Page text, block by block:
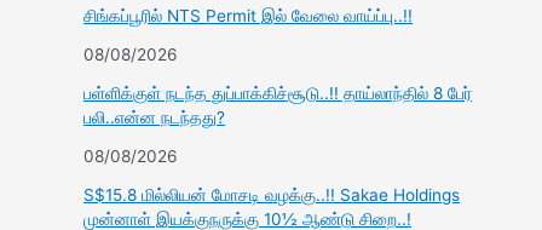
சிங்கப்பூரில் NTS Permit இல் வேலை வாய்ப்பு..!!
08/08/2026
பள்ளிக்குள் நடந்த துப்பாக்கிச்சூடு..!! தாய்லாந்தில் 8 பேர்
பலி..என்ன நடந்தது?
08/08/2026
S$15.8 மில்லியன் மோசடி வழக்கு..!! Sakae Holdings
முன்னாள் இயக்குநருக்கு 10½ ஆண்டு சிறை..!